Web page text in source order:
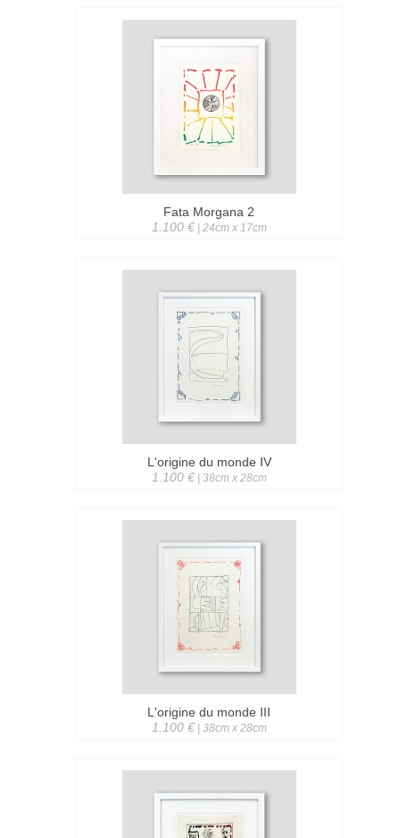
Fata Morgana 2
1.100 €| 24cm x 17cm
L'origine du monde IV
1.100 €| 38cm x 28cm
L'origine du monde III
1.100 €| 38cm x 28cm